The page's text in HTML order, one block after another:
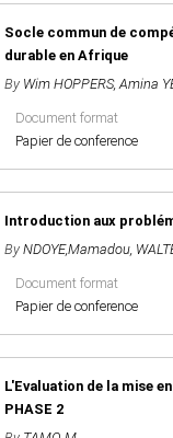
Socle commun de
durable en Afrique
By Wim HOPPERS,Amina
Document format
Papier de conference
Introduction aux
By NDOYE,Mamadou,
Document format
Papier de conference
L'Evaluation de la mise
PHASE 2